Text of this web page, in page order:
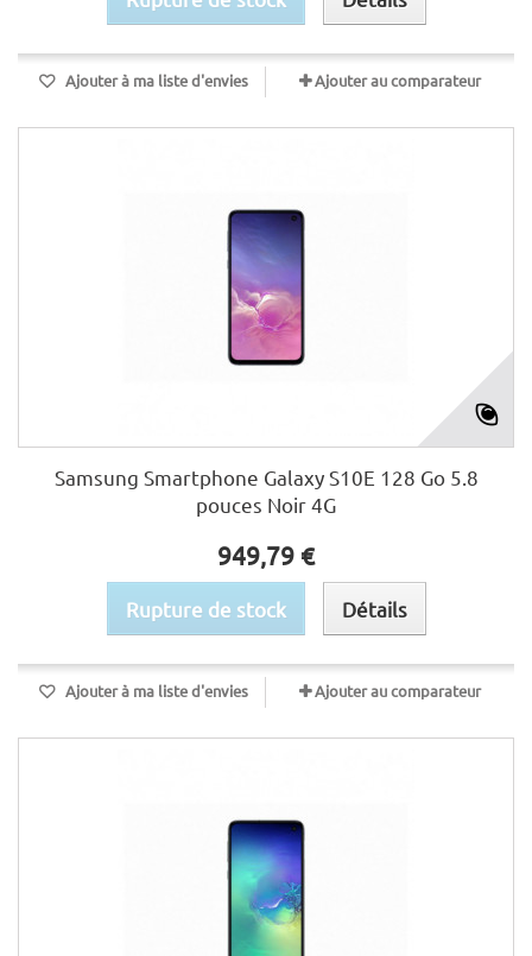
Ajouter à ma liste d'envies Ajouter au comparateur
Samsung Smartphone Galaxy S10E 128 Go 5.8
pouces Noir 4G
949,79 €
Rupture de stock Détails
Ajouter à ma liste d'envies Ajouter au comparateur